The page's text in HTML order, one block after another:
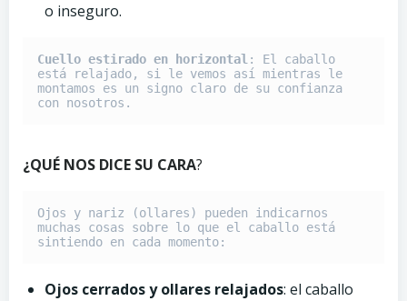
o inseguro.
Cuello estirado en horizontal : El caballo
está relajado, si le vemos así mientras le
montamos es un signo claro de su confianza
con nosotros.
¿QUÉ NOS DICE SU CARA?
Ojos y nariz (ollares) pueden indicarnos
muchas cosas sobre lo que el caballo está
sintiendo en cada momento:
Ojos cerrados y ollares relajados: el caballo